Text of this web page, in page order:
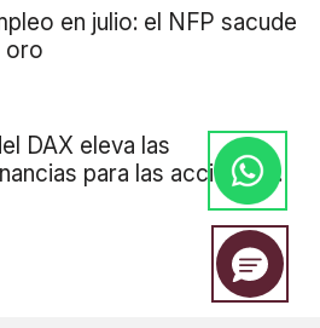
en julio: el NFP sacude
oro
DAX eleva las
para las acciones